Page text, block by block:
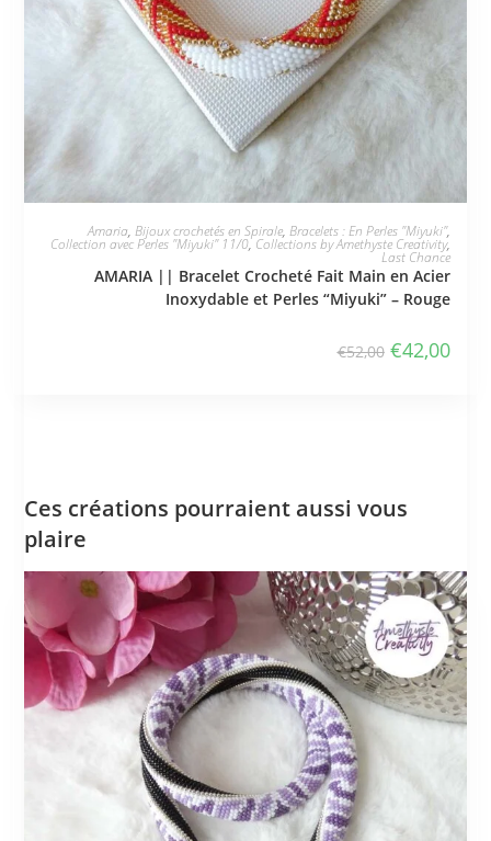
JE L'ADOPTE
Amaria, Bijoux crochetés en Spirale, Bracelets : En Perles "Miyuki",
Collection avec Perles "Miyuki" 11/0, Collections by Amethyste Creativity,
Last Chance
AMARIA || Bracelet Crocheté Fait Main en Acier
Inoxydable et Perles “Miyuki” – Rouge
€52,00 €42,00
Ces créations pourraient aussi vous
plaire